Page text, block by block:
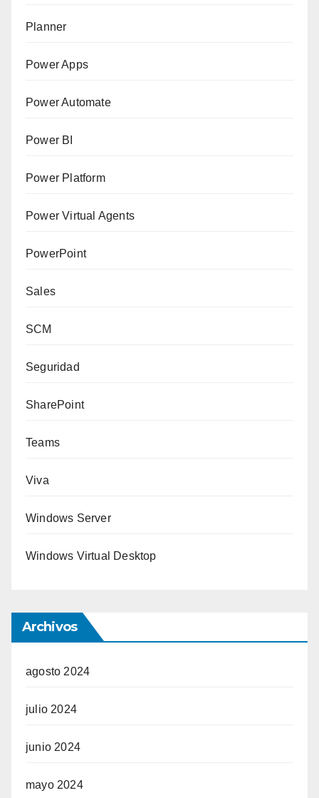
Planner
Power Apps
Power Automate
Power BI
Power Platform
Power Virtual Agents
PowerPoint
Sales
SCM
Seguridad
SharePoint
Teams
Viva
Windows Server
Windows Virtual Desktop
Archivos
agosto 2024
julio 2024
junio 2024
mayo 2024